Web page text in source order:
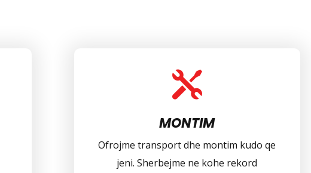

MONTIM
Ofrojme transport dhe montim kudo qe
jeni. Sherbejme ne kohe rekord